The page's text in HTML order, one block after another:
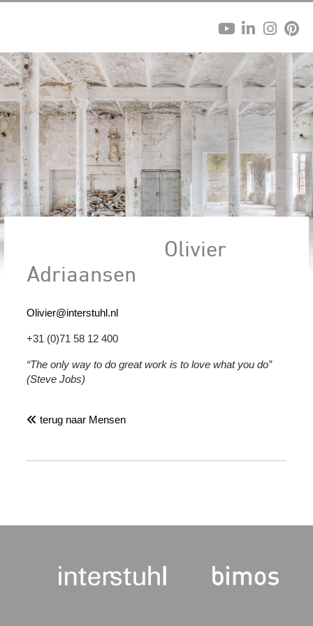
Olivier
Adriaansen
Olivier@interstuhl.nl
+31 (0)71 58 12 400
“The only way to do great work is to love what you do”
(Steve Jobs)
terug naar Mensen